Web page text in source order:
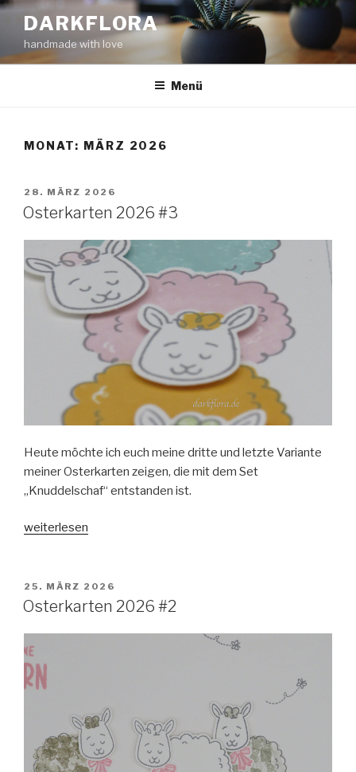
Zum
Inhalt
springen
DARKFLORA
handmade with love
Menü
MONAT: MÄRZ 2026
VERÖFFENTLICHT
AM
28. MÄRZ 2026
Osterkarten 2026 #3
Heute möchte ich euch meine dritte und letzte Variante
meiner Osterkarten zeigen, die mit dem Set
„Knuddelschaf“ entstanden ist.
„Osterkarten
weiterlesen
VERÖFFENTLICHT
AM
25. MÄRZ 2026
Osterkarten 2026 #2